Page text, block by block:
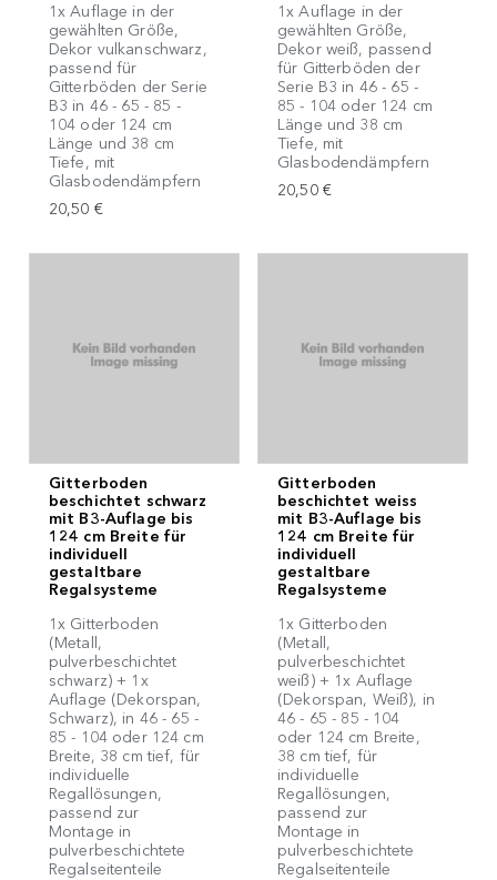
1x Auflage in der
gewählten Größe,
Dekor vulkanschwarz,
passend für
Gitterböden der Serie
B3 in 46 - 65 - 85 -
104 oder 124 cm
Länge und 38 cm
Tiefe, mit
Glasbodendämpfern
20,50 €
1x Auflage in der
gewählten Größe,
Dekor weiß, passend
für Gitterböden der
Serie B3 in 46 - 65 -
85 - 104 oder 124 cm
Länge und 38 cm
Tiefe, mit
Glasbodendämpfern
20,50 €
Gitterboden
beschichtet schwarz
mit B3-Auflage bis
124 cm Breite für
individuell
gestaltbare
Regalsysteme
1x Gitterboden
(Metall,
pulverbeschichtet
schwarz) + 1x
Auflage (Dekorspan,
Schwarz), in 46 - 65 -
85 - 104 oder 124 cm
Breite, 38 cm tief, für
individuelle
Regallösungen,
passend zur
Montage in
pulverbeschichtete
Regalseitenteile
Gitterboden
beschichtet weiss
mit B3-Auflage bis
124 cm Breite für
individuell
gestaltbare
Regalsysteme
1x Gitterboden
(Metall,
pulverbeschichtet
weiß) + 1x Auflage
(Dekorspan, Weiß), in
46 - 65 - 85 - 104
oder 124 cm Breite,
38 cm tief, für
individuelle
Regallösungen,
passend zur
Montage in
pulverbeschichtete
Regalseitenteile